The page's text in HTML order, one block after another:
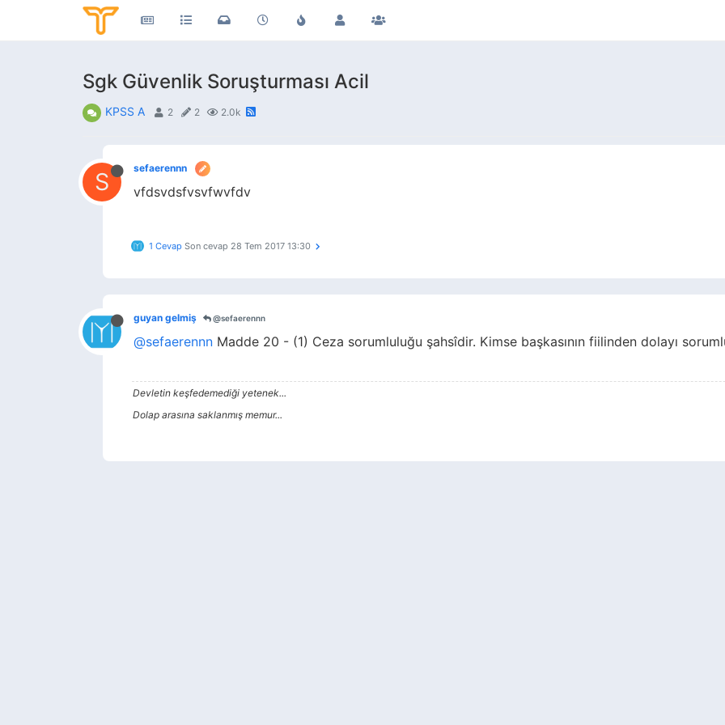
Sgk Güvenlik Soruşturması Acil
KPSS A 2 2 2.0k
S sefaerennn
vfdsvdsfvsvfwvfdv
1 Cevap Son cevap 28 Tem 2017 13:30
guyan gelmiş @sefaerennn
@sefaerennn Madde 20 - (1) Ceza sorumluluğu şahsîdir. Kimse başkasının fiilinden dolayı
Devletin keşfedemediği yetenek...
Dolap arasına saklanmış memur...